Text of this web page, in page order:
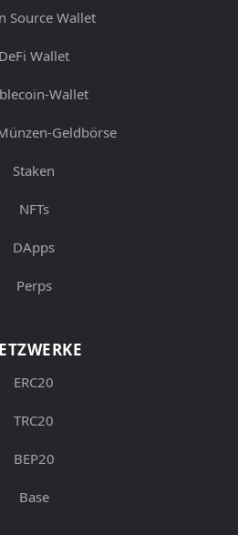
Source Wallet
DeFi Wallet
Wallet
Geldbörse
Staken
NFTs
DApps
Perps
ERC20
TRC20
BEP20
Base